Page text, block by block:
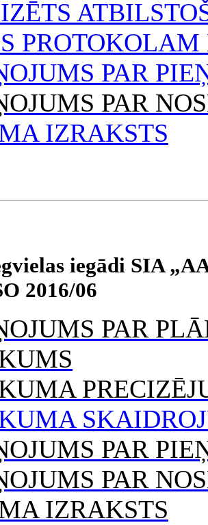
PROTOKOLAM
PAR
PAR
IZRAKSTS
iegādi SIA
2016/06
PAR
PAR
PAR
IZRAKSTS